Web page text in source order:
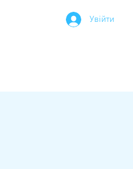
Увійти